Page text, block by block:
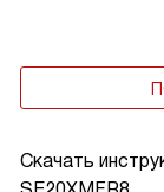
Скачать